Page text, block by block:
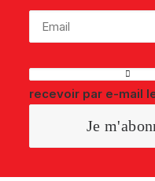
recevoir par e-mail